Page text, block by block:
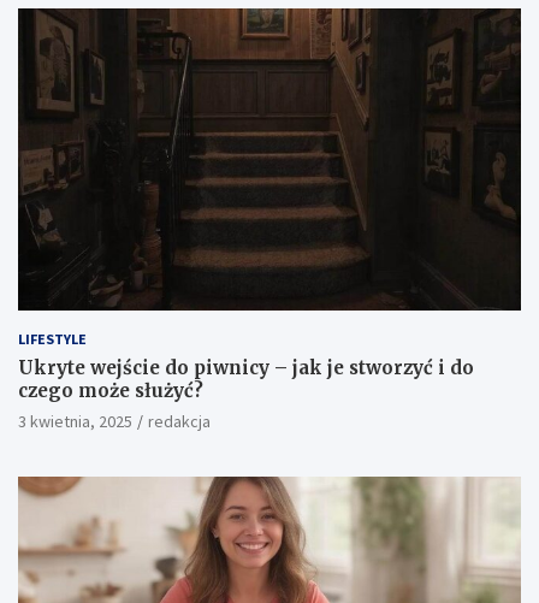
LIFESTYLE
Ukryte wejście do piwnicy – jak je stworzyć i do
czego może służyć?
3 kwietnia, 2025 redakcja